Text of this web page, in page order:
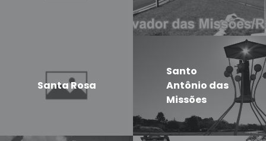
Santa Rosa
Santo
Antônio das
Missões